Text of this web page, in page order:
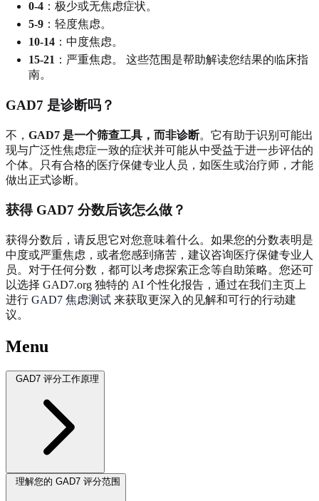
0-4 ：极少或无焦虑症状。
5-9 ：轻度焦虑。
10-14 ：中度焦虑。
15-21 ：严重焦虑。 这些范围是帮助解读您结果的临床指
南。
GAD7 是诊断吗？
不， GAD7 是一个筛查工具，而非诊断。它有助于识别可能出
现与广泛性焦虑症一致的症状并可能从中受益于进一步评估的
个体。只有合格的医疗保健专业人员，如医生或治疗师，才能
做出正式诊断。
获得 GAD7 分数后该怎么做？
获得分数后，请反思它对您意味着什么。如果您的分数表明是
中度或严重焦虑，或者您感到痛苦，建议咨询医疗保健专业人
员。对于任何分数，都可以考虑探索正念等自助策略。您还可
以选择 GAD7.org 独特的 AI 个性化报告，通过在我们主页上
进行 GAD7 焦虑测试 来获取更深入的见解和可行的行动建
议。
Menu
GAD7 评分工作原理
理解您的 GAD7 评分范围